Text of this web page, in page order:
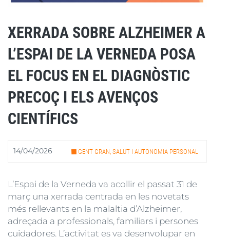
XERRADA SOBRE ALZHEIMER A
L’ESPAI DE LA VERNEDA POSA
EL FOCUS EN EL DIAGNÒSTIC
PRECOÇ I ELS AVENÇOS
CIENTÍFICS
14/04/2026 GENT GRAN, SALUT I AUTONOMIA PERSONAL
L’Espai de la Verneda va acollir el passat 31 de
març una xerrada centrada en les novetats
més rellevants en la malaltia d’Alzheimer,
adreçada a professionals, familiars i persones
cuidadores. L’activitat es va desenvolupar en